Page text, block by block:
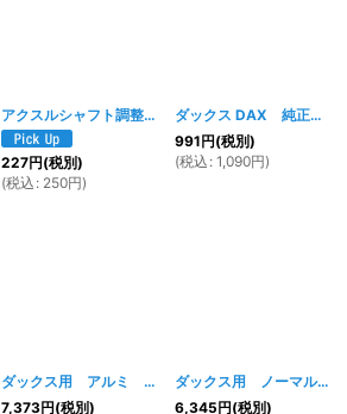
[1608w]
アクスルシャフト調整用 ユニバーサルスペーサー 2ｍｍ
227円(税別)
(税込 : 250円)
ダックス DAX 純正スイングアーム用チェーンスライダー
991円(税別)
(税込 : 1,090円)
[851w
ダックス用 アルミ 5cmロングスイングアーム（ロンスイ）
7,373円(税別)
ダックス用 ノーマルタイプスイングアーム ホワイト
6,345円(税別)